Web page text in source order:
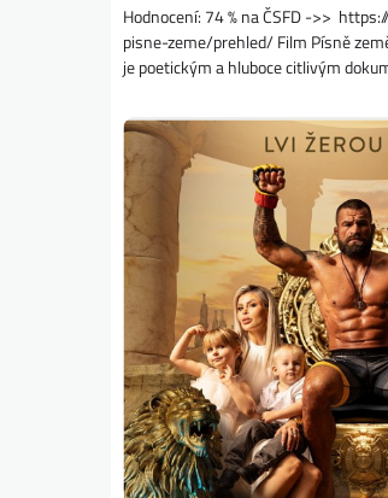
Hodnocení: 74 % na ČSFD ->>
pisne-zeme/prehled/ Film Písně
je poetickým a hluboce citlivým